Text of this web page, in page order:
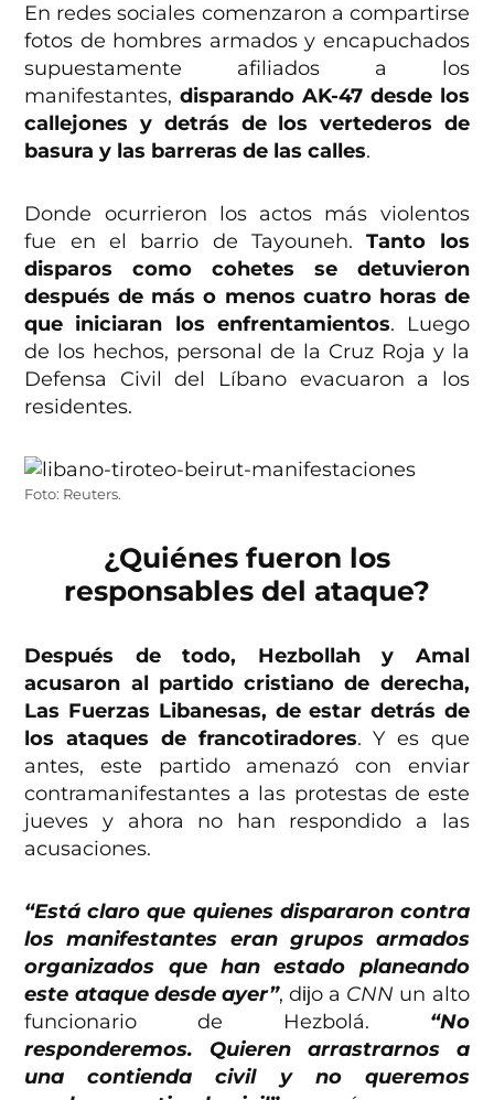
En redes sociales comenzaron a compartirse
fotos de hombres armados y encapuchados
supuestamente afiliados a los
manifestantes,disparando AK-47 desde los
callejones y detrás de los vertederos de
basura y las barreras de las calles.
Donde ocurrieron los actos más violentos
fue en el barrio de Tayouneh.Tanto los
disparos como cohetes se detuvieron
después de más o menos cuatro horas de
que iniciaran los enfrentamientos. Luego
de los hechos, personal de la Cruz Roja y la
Defensa Civil del Líbano evacuaron a los
residentes.
Foto: Reuters.
¿Quiénes fueron los
responsables del ataque?
Después de todo, Hezbollah y Amal
acusaron al partido cristiano de derecha,
Las Fuerzas Libanesas, de estar detrás de
los ataques de francotiradores. Y es que
antes, este partido amenazó con enviar
contramanifestantes a las protestas de este
jueves y ahora no han respondido a las
acusaciones.
“Está claro que quienes dispararon contra
los manifestantes eran grupos armados
organizados que han estado planeando
este ataque desde ayer”, dĳo a CNN un alto
funcionario de Hezbolá. “No
responderemos. Quieren arrastrarnos a
una contienda civil y no queremos